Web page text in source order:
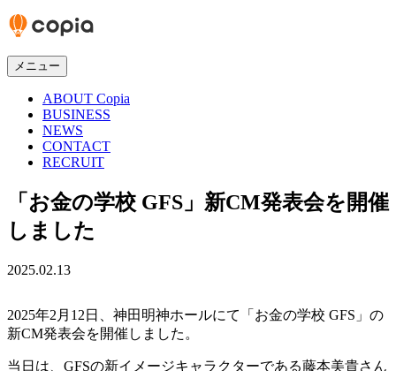
メニュー
ABOUT Copia
BUSINESS
NEWS
CONTACT
RECRUIT
「お金の学校 GFS」新CM発表会を開催
しました
2025.02.13
2025年2月12日、神田明神ホールにて「お金の学校 GFS」の
新CM発表会を開催しました。
当日は、GFSの新イメージキャラクターである藤本美貴さん